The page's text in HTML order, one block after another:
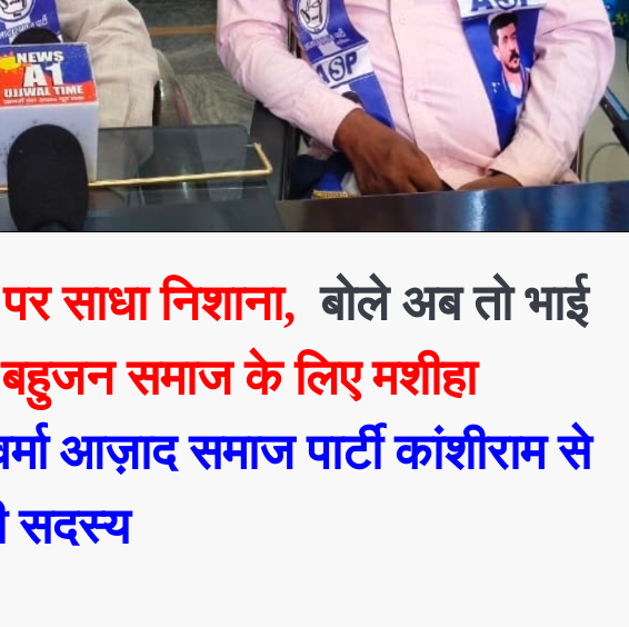
साधा निशाना, बोले अब तो भाई
समाज के लिए मशीहा
आज़ाद समाज पार्टी कांशीराम से
सदस्य